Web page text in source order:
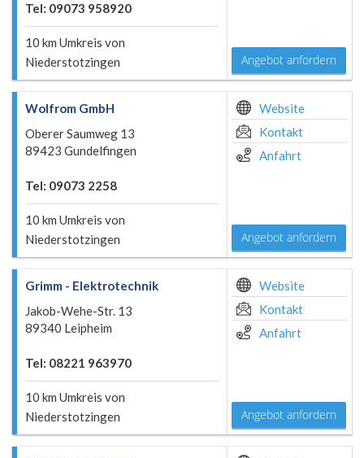
Tel: 09073 958920
10 km Umkreis von
Niederstotzingen
Angebot anfordern
Wolfrom GmbH
Oberer Saumweg 13
89423 Gundelfingen
Tel: 09073 2258
10 km Umkreis von
Niederstotzingen
Website
Kontakt
Anfahrt
Angebot anfordern
Grimm - Elektrotechnik
Jakob-Wehe-Str. 13
89340 Leipheim
Tel: 08221 963970
10 km Umkreis von
Niederstotzingen
Website
Kontakt
Anfahrt
Angebot anfordern